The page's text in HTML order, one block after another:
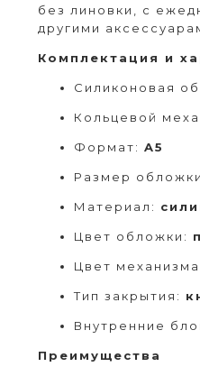
без линовки, с
другими
Комплектация и
Силиконовая
Кольцевой
Формат: A5
Размер
Материал:
Цвет обложки:
Цвет
Тип закрытия:
Внутренние
Преимущества